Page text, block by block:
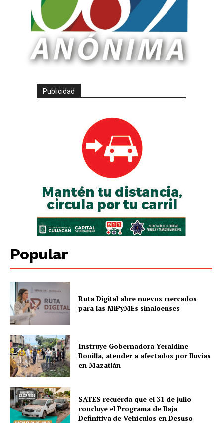
Publicidad
Popular
Ruta Digital abre nuevos mercados
para las MiPyMEs sinaloenses
Instruye Gobernadora Yeraldine
Bonilla, atender a afectados por lluvias
en Mazatlán
SATES recuerda que el 31 de julio
concluye el Programa de Baja
Definitiva de Vehículos en Desuso